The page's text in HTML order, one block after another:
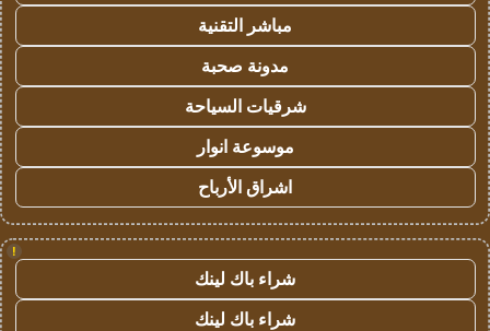
مباشر التقنية
مدونة صحبة
شرقيات السياحة
موسوعة انوار
اشراق الأرباح
!
شراء باك لينك
شراء باك لينك